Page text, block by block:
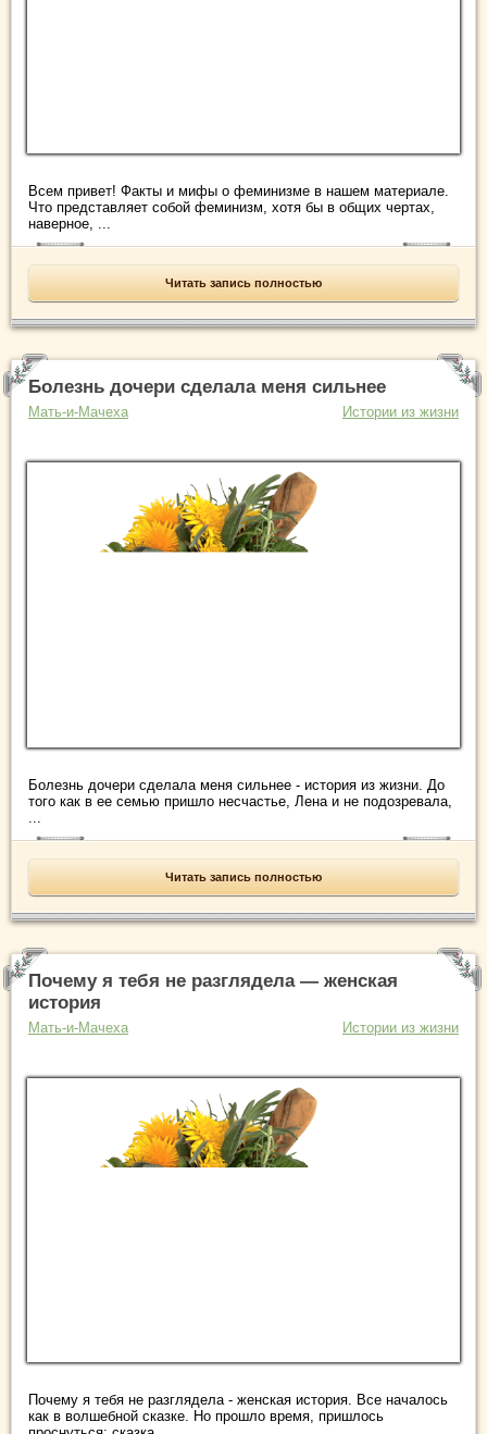
Всем привет! Факты и мифы о феминизме в нашем материале.
Что представляет собой феминизм, хотя бы в общих чертах,
наверное, ...
Читать запись полностью
Болезнь дочери сделала меня сильнее
Мать-и-Мачеха Истории из жизни
Болезнь дочери сделала меня сильнее - история из жизни. До
того как в ее семью пришло несчастье, Лена и не подозревала,
Читать запись полностью
Почему я тебя не разглядела — женская
история
Мать-и-Мачеха Истории из жизни
Почему я тебя не разглядела - женская история. Все началось
как в волшебной сказке. Но прошло время, пришлось